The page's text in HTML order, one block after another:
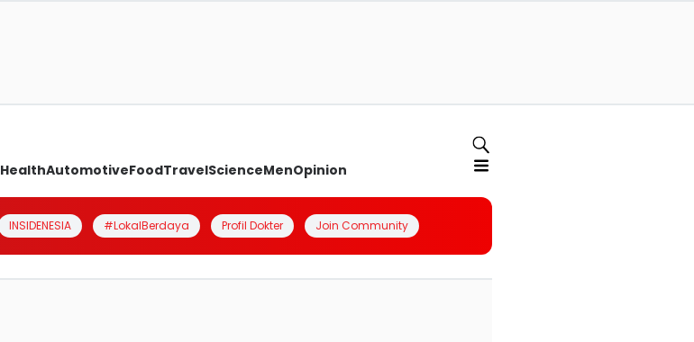
HealthAutomotiveFoodTravelScienceMenOpinion
INSIDENESIA #LokalBerdaya Profil Dokter Join Community